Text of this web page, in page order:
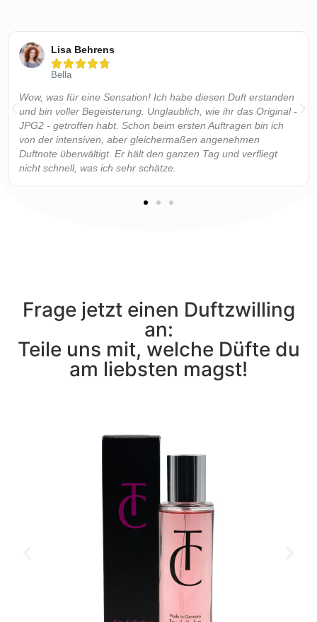
Lisa Behrens

Bella
Wow, was für eine Sensation! Ich habe diesen Duft erstanden
und bin voller Begeisterung. Unglaublich, wie ihr das Original -
JPG2 - getroffen habt. Schon beim ersten Auftragen bin ich
von der intensiven, aber gleichermaßen angenehmen
Duftnote überwältigt. Er hält den ganzen Tag und verfliegt
nicht schnell, was ich sehr schätze.
Frage jetzt einen Duftzwilling
an:
Teile uns mit, welche Düfte du
am liebsten magst!